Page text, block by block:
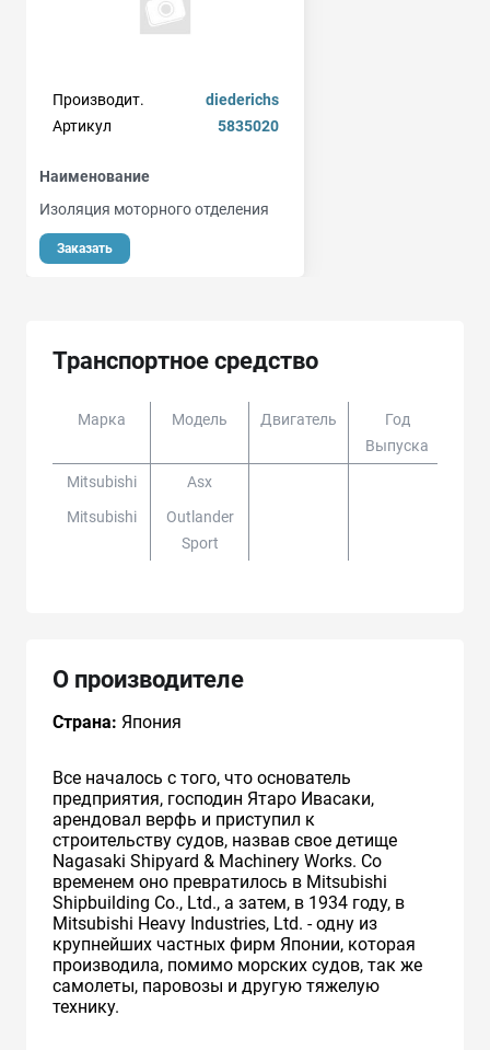
Производит.
diederichs
Артикул
5835020
Наименование
Изоляция моторного отделения
Заказать
Транспортное средство
Марка Модель Двигатель
Год
Выпуска
Mitsubishi
Asx
Mitsubishi
Outlander
Sport
О производителе
Страна: Япония
Все началось с того, что основатель
предприятия, господин Ятаро Ивасаки,
арендовал верфь и приступил к
строительству судов, назвав свое детище
Nagasaki Shipyard & Machinery Works. Со
временем оно превратилось в Mitsubishi
Shipbuilding Co., Ltd., а затем, в 1934 году, в
Mitsubishi Heavy Industries, Ltd. - одну из
крупнейших частных фирм Японии, которая
производила, помимо морских судов, так же
самолеты, паровозы и другую тяжелую
технику.